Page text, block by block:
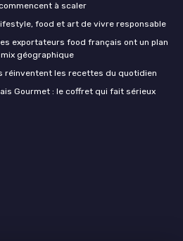
à scaler
food et art de vivre responsable
exportateurs food français ont un plan
géographique
réinventent les recettes du quotidien
Gourmet : le coffret qui fait sérieux